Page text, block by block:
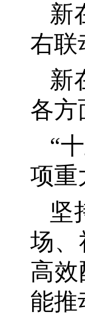
新
右联
新
各方
“
项重
坚
场、
高
能推